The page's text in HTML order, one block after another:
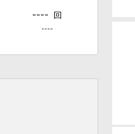
---- 回
----